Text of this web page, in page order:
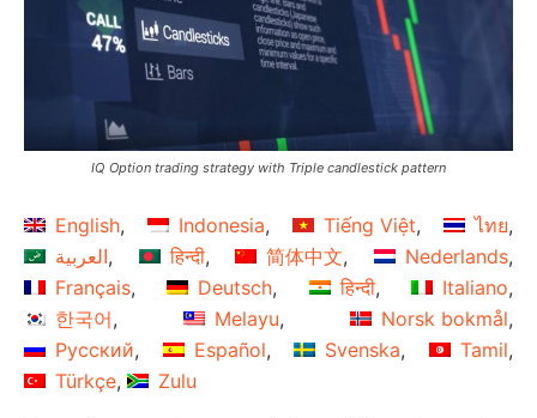
IQ Option trading strategy with Triple candlestick pattern
English Indonesia Tiếng Việt
ไทย
العربية
हिन्दी 简体中文
Nederlands
Français
Deutsch हिन्दी
Italiano
한국어
Melayu
Norsk bokmål
Русский
Español Svenska
Tamil
Türkçe
Zulu